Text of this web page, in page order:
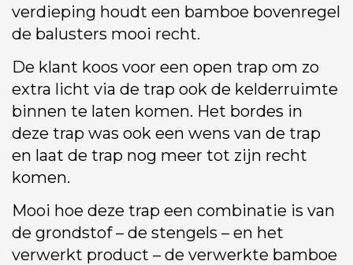
verdieping houdt een bamboe bovenregel
de balusters mooi recht.
De klant koos voor een open trap om zo
extra licht via de trap ook de kelderruimte
binnen te laten komen. Het bordes in
deze trap was ook een wens van de trap
en laat de trap nog meer tot zijn recht
komen.
Mooi hoe deze trap een combinatie is van
de grondstof – de stengels – en het
verwerkt product – de verwerkte bamboe